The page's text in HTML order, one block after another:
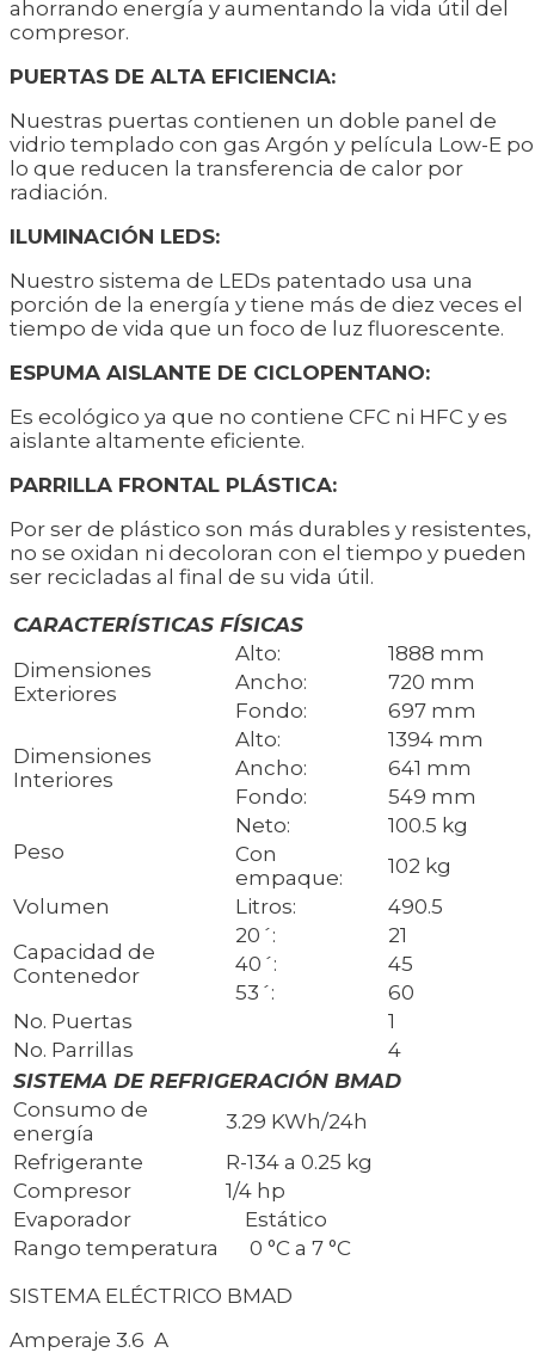
ahorrando energía y aumentando la vida útil del
compresor.
PUERTAS DE ALTA EFICIENCIA:
Nuestras puertas contienen un doble panel de
vidrio templado con gas Argón y película Low-E
lo que reducen la transferencia de calor por
radiación.
ILUMINACIÓN LEDS:
Nuestro sistema de LEDs patentado usa una
porción de la energía y tiene más de diez veces el
tiempo de vida que un foco de luz fluorescente.
ESPUMA AISLANTE DE CICLOPENTANO:
Es ecológico ya que no contiene CFC ni HFC y es
aislante altamente eficiente.
PARRILLA FRONTAL PLÁSTICA:
Por ser de plástico son más durables y resistentes,
no se oxidan ni decoloran con el tiempo y pueden
ser recicladas al final de su vida útil.
CARACTERÍSTICAS FÍSICAS
Dimensiones
Exteriores
Alto:
1888 mm
Ancho:
720 mm
Fondo:
697 mm
Dimensiones
Interiores
Alto:
1394 mm
Ancho:
641 mm
Fondo:
549 mm
Peso
Neto:
100.5 kg
Con
empaque:
102 kg
Volumen
Litros:
490.5
Capacidad de
Contenedor
20´:
21
40´:
45
53´:
60
No. Puertas
1
No. Parrillas
4
SISTEMA DE REFRIGERACIÓN BMAD
Consumo de
energía
3.29 KWh/24h
Refrigerante
R-134 a 0.25 kg
Compresor
1/4 hp
Evaporador
Estático
Rango temperatura
0 °C a 7 °C
SISTEMA ELÉCTRICO BMAD
Amperaje 3.6 A